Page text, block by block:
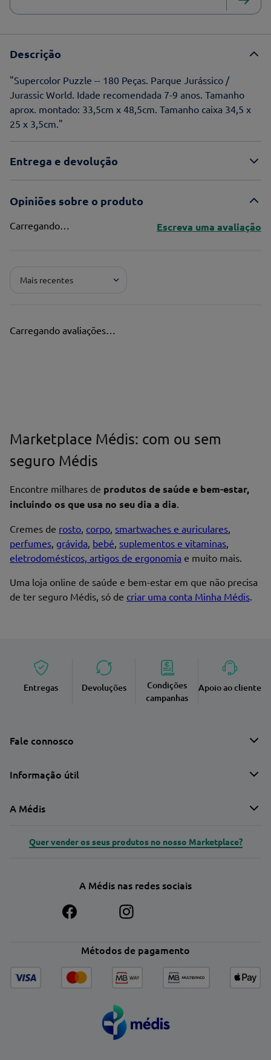
Descrição
"Supercolor Puzzle -- 180 Peças. Parque Jurássico /
Jurassic World. Idade recomendada 7-9 anos. Tamanho
aprox. montado: 33,5cm x 48,5cm. Tamanho caixa 34,5 x
25 x 3,5cm."
Entrega e devolução
Opiniões sobre o produto
Carregando… Escreva uma avaliação
Título*
Pontuação*
Nome*
Endereço de email
Mais recentes
Carregando avaliações…
Marketplace Médis: com ou sem
seguro Médis
Encontre milhares de produtos de saúde e bem-estar,
incluindo os que usa no seu dia a dia.
Cremes de rosto, corpo, smartwaches e auriculares,
perfumes, grávida, bebé, suplementos e vitaminas,
eletrodomésticos, artigos de ergonomia e muito mais.
Uma loja online de saúde e bem-estar em que não precisa
de ter seguro Médis, só de criar uma conta Minha Médis.
Entregas Devoluções
Condições
campanhas
Apoio ao cliente
Fale connosco
Informação útil
A Médis
Quer vender os seus produtos no nosso Marketplace?
A Médis nas redes sociais
Métodos de pagamento